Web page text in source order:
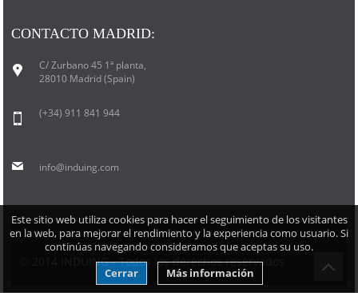
CONTACTO MADRID:
C/ Zurbano 45 1ª planta,
28010 Madrid (Spain)
(+34) 911 841 944
info@induing.com
© 2014 INDUING - Todos los derechos reservados
Este sitio web utiliza cookies para hacer el seguimiento de los visitantes
en la web, para mejorar el rendimiento y la experiencia como usuario. Si
continúas navegando consideramos que aceptas su uso.
Cerrar
Más información